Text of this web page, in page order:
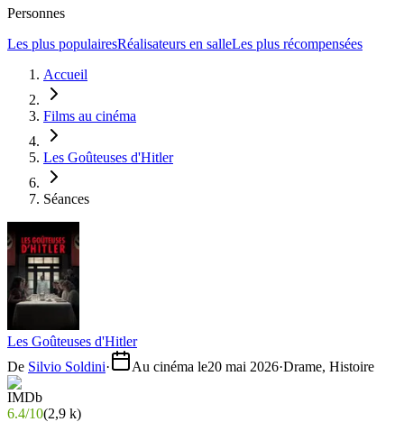
Personnes
Les plus populairesRéalisateurs en salleLes plus récompensées
Accueil
Films au cinéma
Les Goûteuses d'Hitler
Séances
Les Goûteuses d'Hitler
De Silvio Soldini· Au cinéma le20 mai 2026·Drame, Histoire
6.4/10(2,9 k)